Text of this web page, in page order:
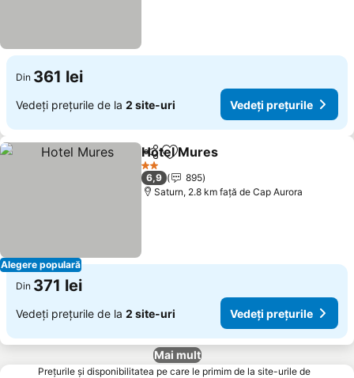
Din 361 lei
Vedeți prețurile de la 2 site-uri Vedeți prețurile
Alegere populară
DistribuițiAdăugaţi la favorite
Hotel Mures
2 Stele
6,9
895
Saturn, 2.8 km faţă de Cap Aurora
Din 371 lei
Vedeți prețurile de la 2 site-uri Vedeți prețurile
Mai mult
Prețurile și disponibilitatea pe care le primim de la site-urile de